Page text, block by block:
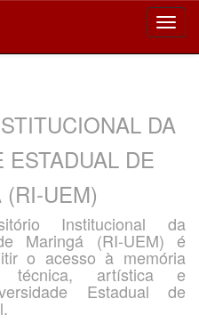
DA
ESTADUAL DE
(RI-UEM)
Institucional da
Maringá (RI-UEM) é
o acesso à memória
técnica, artística e
Estadual de